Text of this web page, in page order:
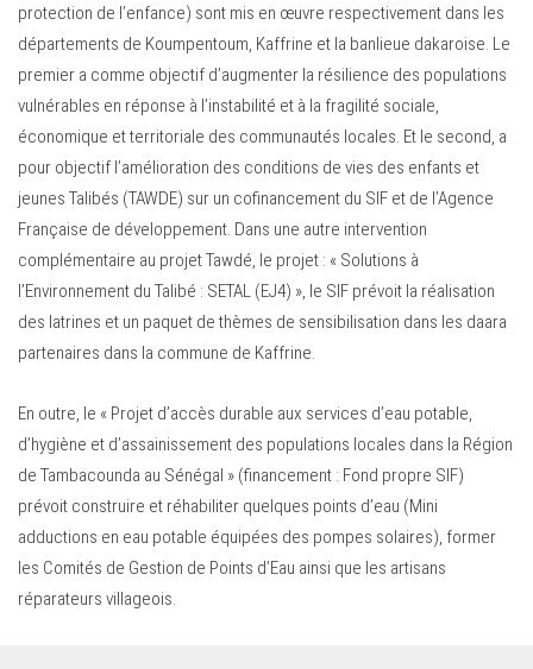
protection de l’enfance) sont mis en œuvre respectivement dans les
départements de Koumpentoum, Kaffrine et la banlieue dakaroise. Le
premier a comme objectif d’augmenter la résilience des populations
vulnérables en réponse à l’instabilité et à la fragilité sociale,
économique et territoriale des communautés locales. Et le second, a
pour objectif l’amélioration des conditions de vies des enfants et
jeunes Talibés (TAWDE) sur un cofinancement du SIF et de l’Agence
Française de développement. Dans une autre intervention
complémentaire au projet Tawdé, le projet : « Solutions à
l’Environnement du Talibé : SETAL (EJ4) », le SIF prévoit la réalisation
des latrines et un paquet de thèmes de sensibilisation dans les daara
partenaires dans la commune de Kaffrine.
En outre, le « Projet d’accès durable aux services d’eau potable,
d’hygiène et d’assainissement des populations locales dans la Région
de Tambacounda au Sénégal » (financement : Fond propre SIF)
prévoit construire et réhabiliter quelques points d’eau (Mini
adductions en eau potable équipées des pompes solaires), former
les Comités de Gestion de Points d’Eau ainsi que les artisans
réparateurs villageois.